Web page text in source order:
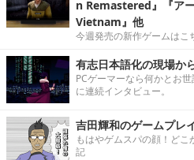
n Remastered』『ア
Vietnam』他
今週発売の新作ゲームはこ
有志日本語化の現場か
PCゲーマーなら何かとお
に連続インタビュー。
吉田輝和のゲームプレ
もはやゲムスパの顔！ど
記